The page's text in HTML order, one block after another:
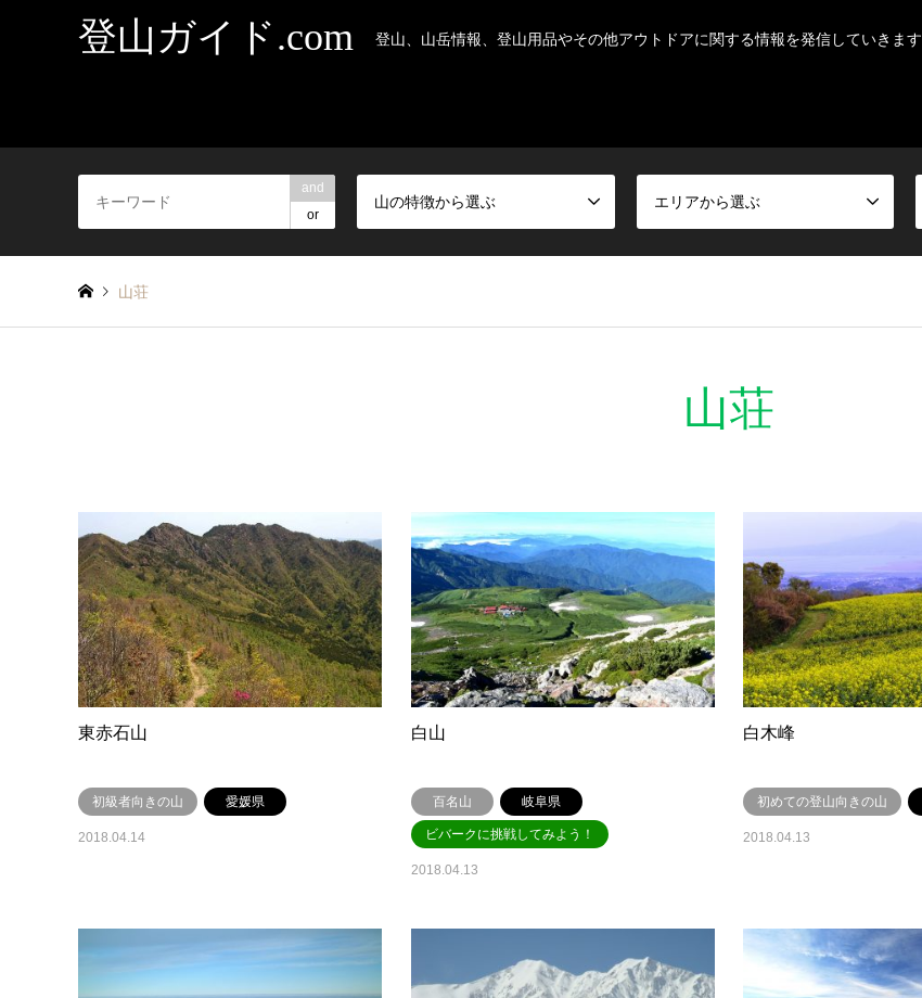
登山ガイド.com 登山、山岳情報、登山用品やその他アウトドアに関する情報を発信していきます
and
or
山の特徴から選ぶ エリアから選ぶ
山荘
山荘
東赤石山
初級者向きの山 愛媛県
2018.04.14
白山
百名山 岐阜県
ビバークに挑戦してみよう！
2018.04.13
白木峰
初めての登山向きの山
2018.04.13